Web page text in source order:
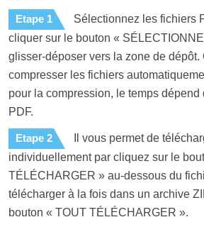
Etape 1
Sélectionnez les fichiers
cliquer sur le bouton «
glisser-déposer vers la zone de dépôt.
compresser les fichiers
pour la compression, le temps
PDF.
Etape 2
Il vous permet de
individuellement par cliquez sur le
TÉLÉCHARGER » au-dessous du
télécharger à la fois dans un archive
bouton « TOUT TÉLÉCHARGER ».